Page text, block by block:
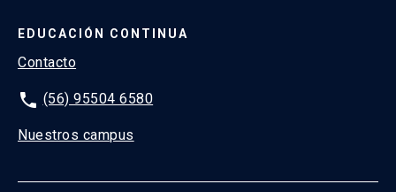
EDUCACIÓN CONTINUA
Contacto
phone (56) 95504 6580
Nuestros campus